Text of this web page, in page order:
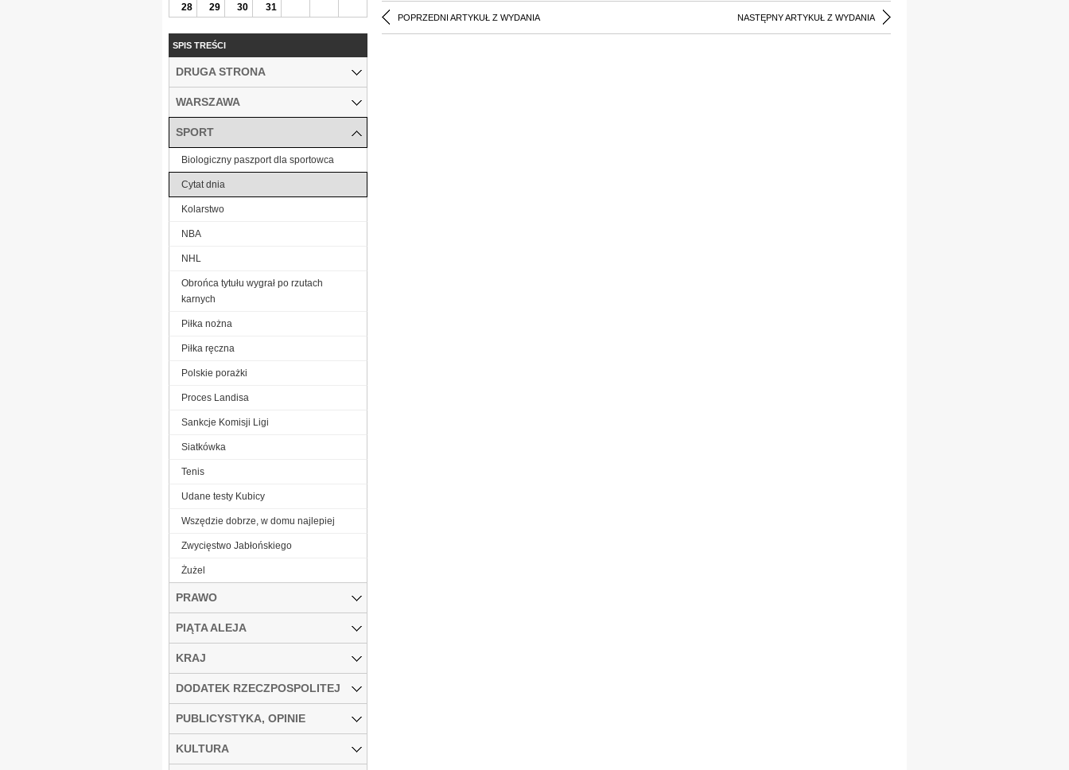
POPRZEDNI ARTYKUŁ Z WYDANIA NASTĘPNY ARTYKUŁ Z WYDANIA
28
29 30 31
SPIS TREŚCI
DRUGA STRONA
WARSZAWA
SPORT
Biologiczny paszport dla sportowca
Cytat dnia
Kolarstwo
NBA
NHL
Obrońca tytułu wygrał po rzutach
karnych
Piłka nożna
Piłka ręczna
Polskie porażki
Proces Landisa
Sankcje Komisji Ligi
Siatkówka
Tenis
Udane testy Kubicy
Wszędzie dobrze, w domu najlepiej
Zwycięstwo Jabłońskiego
Żużel
PRAWO
PIĄTA ALEJA
KRAJ
DODATEK RZECZPOSPOLITEJ
PUBLICYSTYKA, OPINIE
KULTURA